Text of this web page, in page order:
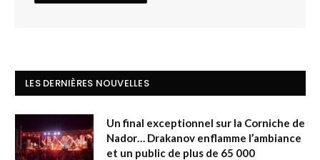
LES DERNIÈRES NOUVELLES
Un final exceptionnel sur la Corniche de
Nador… Drakanov enflamme l’ambiance
et un public de plus de 65 000